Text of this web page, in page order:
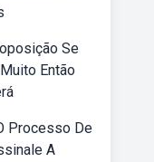
Se
Então
Processo De
A